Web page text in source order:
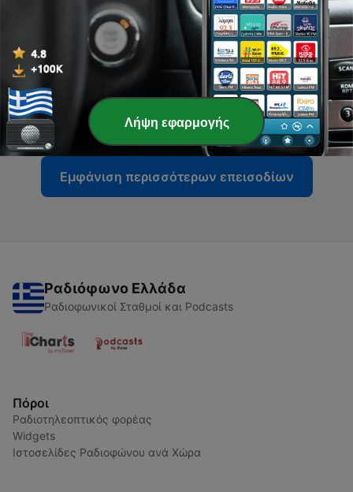
337 - Duncan Trussell interview
27 Φεβ 2016
336 - Rob Schneider Interview
18 Αύγ 2017
Εμφάνιση περισσότερων επεισοδίων
Ραδιόφωνο Ελλάδα
Ραδιοφωνικοί Σταθμοί και Podcasts
Πόροι
Ραδιοτηλεοπτικός φορέας
Widgets
Ιστοσελίδες Ραδιοφώνου ανά Χώρα
Λήψη εφαρμογής